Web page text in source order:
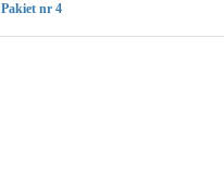
Pakiet nr 4